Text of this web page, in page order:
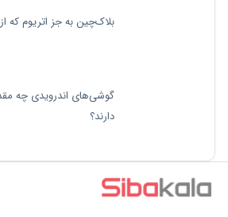
بلاک‌چین به جز اتریوم که از NFT پشتیبانی می‌کنند
دارند؟